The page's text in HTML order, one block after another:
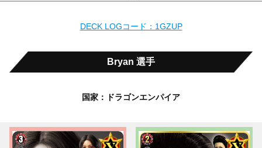
DECK LOGコード：1GZUP
Bryan 選手
国家：ドラゴンエンパイア